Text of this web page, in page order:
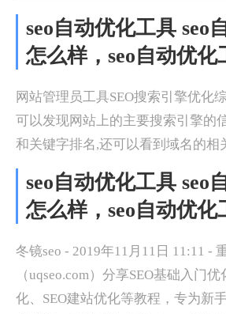
seo自动优化工具 seo
怎么样，seo自动优化
网站管理员工具SEO搜索引擎优化
可以发现网站上的主要搜索引擎的
和关键字排名,还可以看到域名的相
seo自动优化工具 seo
怎么样，seo自动优化
冬镜seo - 2019年11月11日 11:11 -
（uqseo.com）分享SEO基础入门
化、SEO建站优化等教程，专为新